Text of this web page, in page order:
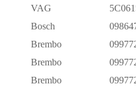
VAG
Bosch
Brembo
Brembo
Brembo